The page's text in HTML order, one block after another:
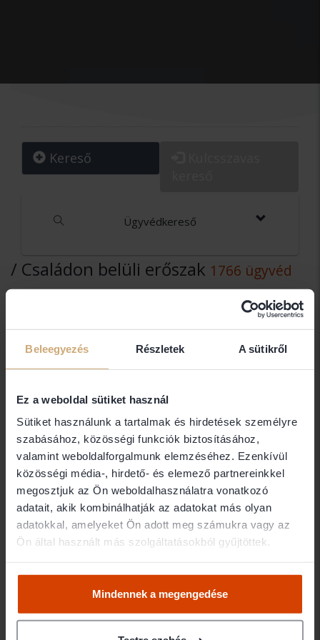
Beleegyezés Részletek A sütikről
Ez a weboldal sütiket használ
Sütiket használunk a tartalmak és hirdetések személyre
szabásához, közösségi funkciók biztosításához,
valamint weboldalforgalmunk elemzéséhez. Ezenkívül
közösségi média-, hirdető- és elemező partnereinkkel
megosztjuk az Ön weboldalhasználatra vonatkozó
adatait, akik kombinálhatják az adatokat más olyan
adatokkal, amelyeket Ön adott meg számukra vagy az
Ön által használt más szolgáltatásokból gyűjtöttek.
Mindennek a megengedése
Kereső
Ügyvédkereső
/ Családon belüli erőszak 1766 ügyvéd
Dr Kiss Zsolt Ernő ügyvéd
1055 Budapest
Dr Koltai Ildikó egyéni ügyvéd
1132 Budapest
dr Kopátsy Gergely
dr Kopátsy Gergely egéni ügyvéd
Dr Mikola Emese Ágota